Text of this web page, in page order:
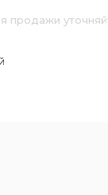
продажи